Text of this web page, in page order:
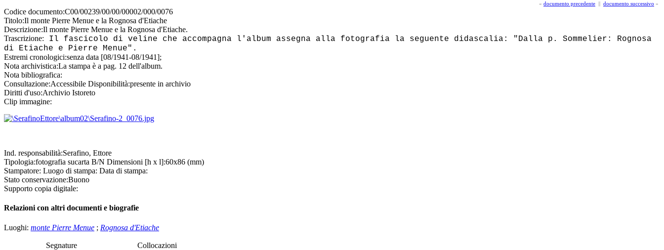
« documento precedente || documento successivo »
Codice documento:C00/00239/00/00/00002/000/0076
Titolo:Il monte Pierre Menue e la Rognosa d'Etiache
Descrizione:Il monte Pierre Menue e la Rognosa d'Etiache.
Trascrizione: Il fascicolo di veline che accompagna l'album assegna alla fotografia la seguente didascalia: "Dalla p. Sommelier: Rognosa
di Etiache e Pierre Menue".
Estremi cronologici:senza data [08/1941-08/1941];
Nota archivistica:La stampa è a pag. 12 dell'album.
Nota bibliografica:
Consultazione:Accessibile Disponibilità:presente in archivio
Diritti d'uso:Archivio Istoreto
Clip immagine:
Ind. responsabilità:Serafino, Ettore
Tipologia:fotografia sucarta B/N Dimensioni [h x l]:60x86 (mm)
Stampatore: Luogo di stampa: Data di stampa:
Stato conservazione:Buono
Supporto copia digitale:
Relazioni con altri documenti e biografie
Luoghi: monte Pierre Menue ; Rognosa d'Etiache
Segnature Collocazioni